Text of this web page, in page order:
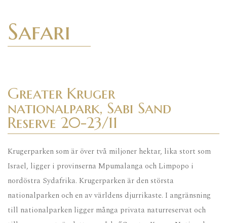
Safari
Greater Kruger
nationalpark, Sabi Sand
Reserve 20-23/11
Krugerparken som är över två miljoner hektar, lika stort som
Israel, ligger i provinserna Mpumalanga och Limpopo i
nordöstra Sydafrika. Krugerparken är den största
nationalparken och en av världens djurrikaste. I angränsning
till nationalparken ligger många privata naturreservat och